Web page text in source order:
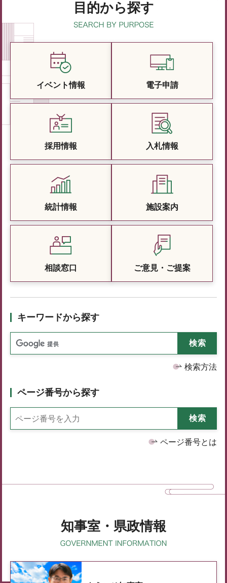
目的から探す
イベント情報 電子申請
採用情報 入札情報
統計情報 施設案内
相談窓口 ご意見・ご提案
キーワードから探す
検索方法
ページ番号から探す
ページ番号とは
知事室・県政情報